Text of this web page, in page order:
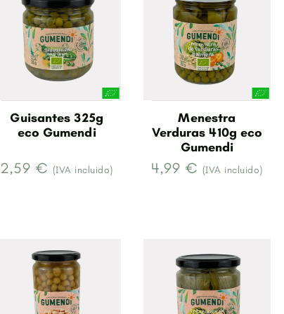
Guisantes 325g
eco Gumendi
2,59 € (IVA incluido)
Menestra
Verduras 410g eco
Gumendi
4,99 € (IVA incluido)